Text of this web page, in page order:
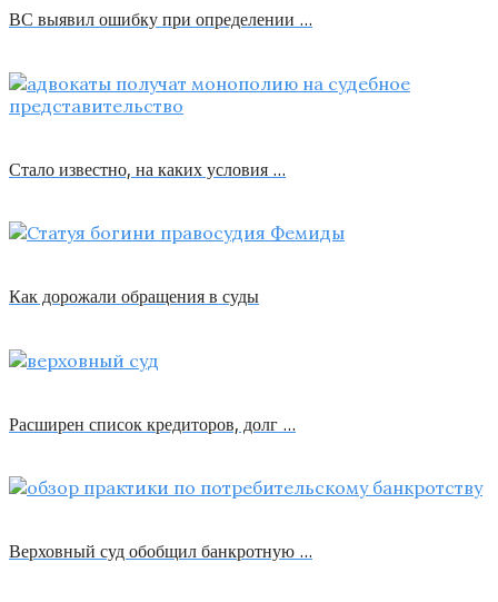
ВС выявил ошибку при определении …
Стало известно, на каких условия …
Как дорожали обращения в суды
Расширен список кредиторов, долг …
Верховный суд обобщил банкротную …